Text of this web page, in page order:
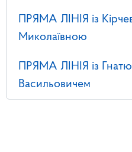
ПРЯМА ЛІНІЯ із
Миколаївною
ПРЯМА ЛІНІЯ із
Васильовичем